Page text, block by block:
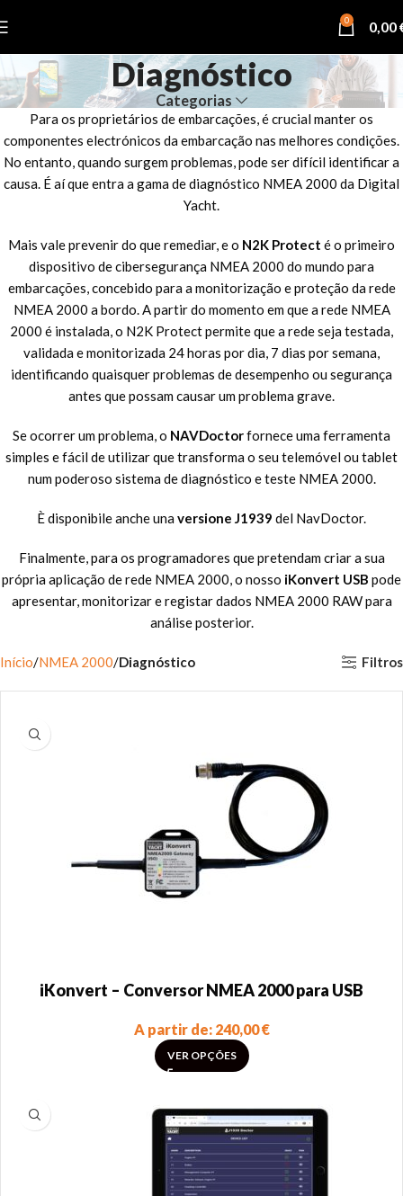
0 0,00
Diagnóstico
Categorias
Para os proprietários de embarcações, é crucial manter os
componentes electrónicos da embarcação nas melhores condições.
No entanto, quando surgem problemas, pode ser difícil identificar a
causa. É aí que entra a gama de diagnóstico NMEA 2000 da Digital
Yacht.
Mais vale prevenir do que remediar, e o N2K Protect é o primeiro
dispositivo de cibersegurança NMEA 2000 do mundo para
embarcações, concebido para a monitorização e proteção da rede
NMEA 2000 a bordo. A partir do momento em que a rede NMEA
2000 é instalada, o N2K Protect permite que a rede seja testada,
validada e monitorizada 24 horas por dia, 7 dias por semana,
identificando quaisquer problemas de desempenho ou segurança
antes que possam causar um problema grave.
Se ocorrer um problema, o NAVDoctorfornece uma ferramenta
simples e fácil de utilizar que transforma o seu telemóvel ou tablet
num poderoso sistema de diagnóstico e teste NMEA 2000.
È disponibile anche unaversione J1939 del NavDoctor.
Finalmente, para os programadores que pretendam criar a sua
própria aplicação de rede NMEA 2000, o nosso iKonvert USB pode
apresentar, monitorizar e registar dados NMEA 2000 RAW para
análise posterior.
Início NMEA 2000 Diagnóstico Filtros
iKonvert – Conversor NMEA 2000 para USB
A partir de: 240,00€
VER OPÇÕES